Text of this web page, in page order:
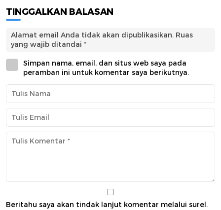
TINGGALKAN BALASAN
Alamat email Anda tidak akan dipublikasikan. Ruas
yang wajib ditandai *
Simpan nama, email, dan situs web saya pada
peramban ini untuk komentar saya berikutnya.
Beritahu saya akan tindak lanjut komentar melalui surel.